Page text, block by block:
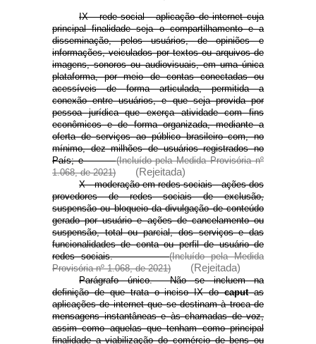
IX - rede social - aplicação de internet cuja
principal finalidade seja o compartilhamento e a
disseminação, pelos usuários, de opiniões e
informações, veiculados por textos ou arquivos de
imagens, sonoros ou audiovisuais, em uma única
plataforma, por meio de contas conectadas ou
acessíveis de forma articulada, permitida a
conexão entre usuários, e que seja provida por
pessoa jurídica que exerça atividade com fins
econômicos e de forma organizada, mediante a
oferta de serviços ao público brasileiro com, no
mínimo, dez milhões de usuários registrados no
País; e(Incluído pela Medida Provisória nº
1.068, de 2021)
(Rejeitada)
X - moderação em redes sociais - ações dos
provedores de redes sociais de exclusão,
suspensão ou bloqueio da divulgação de conteúdo
gerado por usuário e ações de cancelamento ou
suspensão, total ou parcial, dos serviços e das
funcionalidades de conta ou perfil de usuário de
redes sociais.(Incluído pela Medida
Provisória nº 1.068, de 2021)
(Rejeitada)
Parágrafo único. Não se incluem na
definição de que trata o inciso IX docaputas
aplicações de internet que se destinam à troca de
mensagens instantâneas e às chamadas de voz,
assim como aquelas que tenham como principal
finalidade a viabilização do comércio de bens ou